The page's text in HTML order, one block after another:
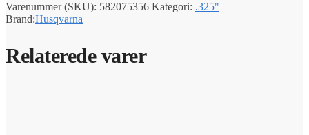
Varenummer (SKU): 582075356 Kategori: .325"
Brand:Husqvarna
Relaterede varer